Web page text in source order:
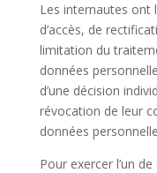
Les internautes ont
d’accès, de
limitation du
données
d’une décision
révocation de leur
données
Pour exercer l’un